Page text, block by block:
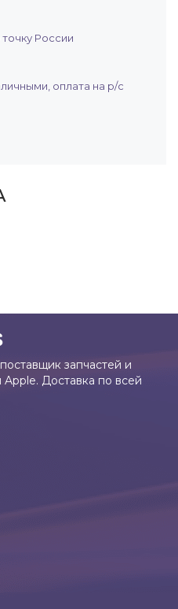
России
оплата на р/с
запчастей и
Доставка по всей